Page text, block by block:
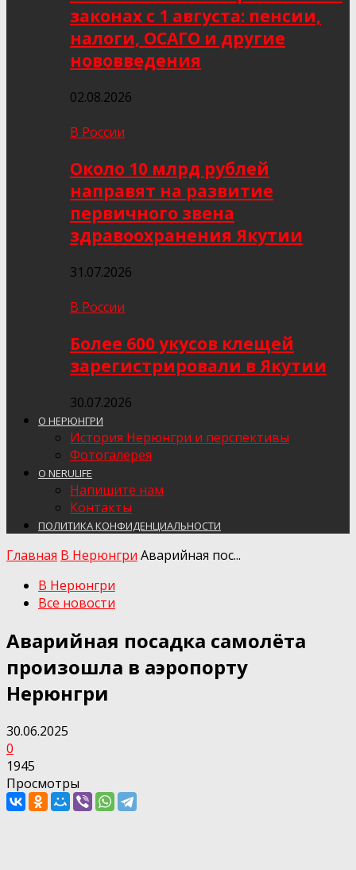
законах с 1 августа: пенсии,
налоги, ОСАГО и другие
нововведения
02.08.2026
В России
Около 10 млрд рублей
направят на развитие
первичного звена
здравоохранения Якутии
31.07.2026
В России
Более 600 укусов клещей
зарегистрировали в Якутии
30.07.2026
О НЕРЮНГРИ
История Нерюнгри и перспективы
Фотогалерея
О NERULIFE
Напишите нам
Контакты
ПОЛИТИКА КОНФИДЕНЦИАЛЬНОСТИ
Главная В Нерюнгри Аварийная пос...
В Нерюнгри
Все новости
Аварийная посадка самолёта
произошла в аэропорту
Нерюнгри
30.06.2025
0
1945
Просмотры